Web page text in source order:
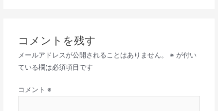
コメントを残す
メールアドレスが公開されることはありません。 ※ が付い
ている欄は必須項目です
コメント ※